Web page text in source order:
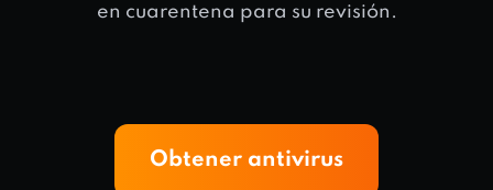
en cuarentena para su revisión.
Obtener antivirus